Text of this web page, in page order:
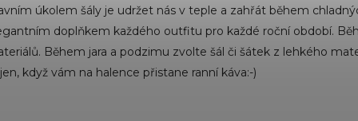
úkolem šály je udržet nás v teple a zahřát během
doplňkem každého outfitu pro každé roční období.
Během jara a podzimu zvolte šál či šátek z lehkého
když vám na halence přistane ranní káva:-)